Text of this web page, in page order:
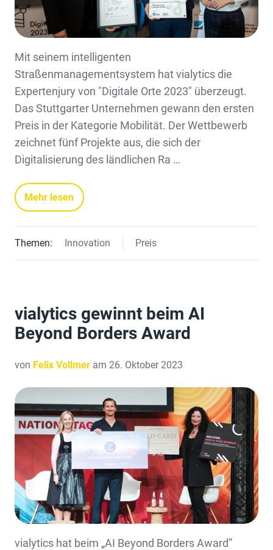
Mit seinem intelligenten
Straßenmanagementsystem hat vialytics die
Expertenjury von "Digitale Orte 2023" überzeugt.
Das Stuttgarter Unternehmen gewann den ersten
Preis in der Kategorie Mobilität. Der Wettbewerb
zeichnet fünf Projekte aus, die sich der
Digitalisierung des ländlichen Ra …
Mehr lesen
Themen: Innovation Preis
vialytics gewinnt beim AI
Beyond Borders Award
von Felix Vollmer am 26. Oktober 2023
vialytics hat beim „AI Beyond Borders Award”